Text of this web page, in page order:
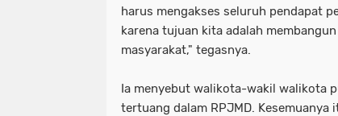
harus mengakses seluruh pendapat
karena tujuan kita adalah
masyarakat," tegasnya.
Ia menyebut walikota-wakil walikota
tertuang dalam RPJMD.